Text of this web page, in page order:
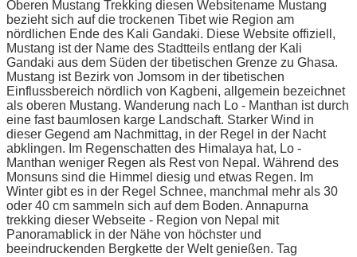
Oberen Mustang Trekking diesen Websitename Mustang
bezieht sich auf die trockenen Tibet wie Region am
nördlichen Ende des Kali Gandaki. Diese Website offiziell,
Mustang ist der Name des Stadtteils entlang der Kali
Gandaki aus dem Süden der tibetischen Grenze zu Ghasa.
Mustang ist Bezirk von Jomsom in der tibetischen
Einflussbereich nördlich von Kagbeni, allgemein bezeichnet
als oberen Mustang. Wanderung nach Lo - Manthan ist durch
eine fast baumlosen karge Landschaft. Starker Wind in
dieser Gegend am Nachmittag, in der Regel in der Nacht
abklingen. Im Regenschatten des Himalaya hat, Lo -
Manthan weniger Regen als Rest von Nepal. Während des
Monsuns sind die Himmel diesig und etwas Regen. Im
Winter gibt es in der Regel Schnee, manchmal mehr als 30
oder 40 cm sammeln sich auf dem Boden. Annapurna
trekking dieser Webseite - Region von Nepal mit
Panoramablick in der Nähe von höchster und
beeindruckenden Bergkette der Welt genießen. Tag